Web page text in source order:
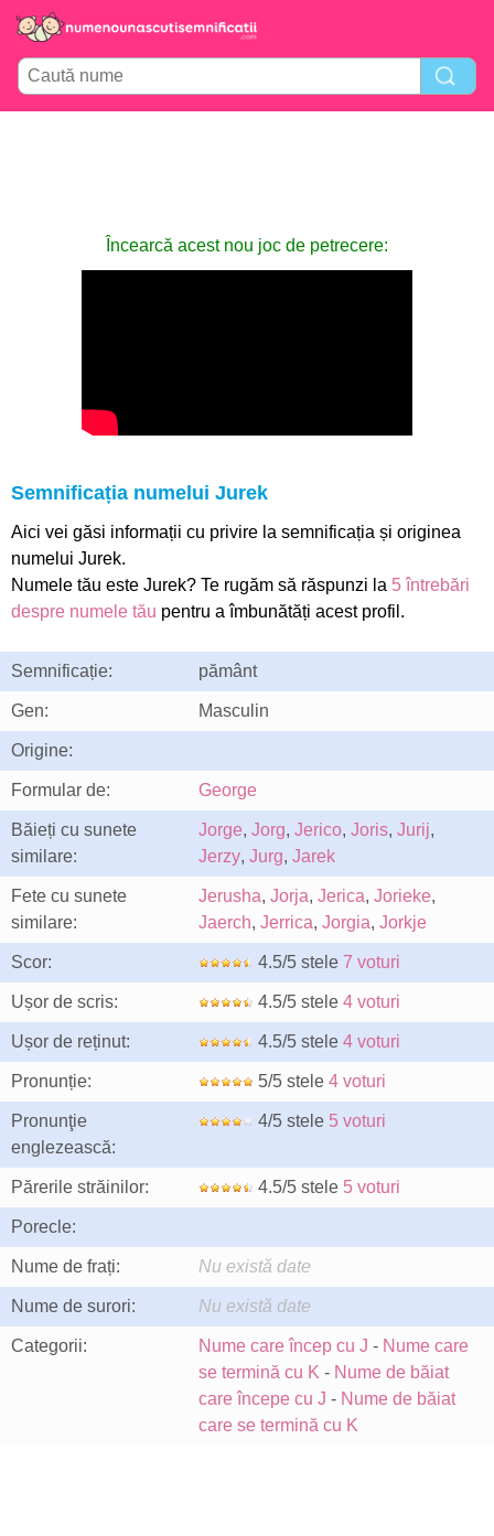
Încearcă acest nou joc de petrecere:
Semnificația numelui Jurek
Aici vei găsi informații cu privire la semnificația și originea
numelui Jurek.
Numele tău este Jurek? Te rugăm să răspunzi la 5 întrebări
despre numele tău pentru a îmbunătăți acest profil.
Semnificație: pământ
Gen: Masculin
Origine:
Formular de: George
Băieți cu sunete
similare:
Jorge, Jorg, Jerico, Joris, Jurij,
Jerzy, Jurg, Jarek
Fete cu sunete
similare:
Jerusha, Jorja, Jerica, Jorieke,
Jaerch, Jerrica, Jorgia, Jorkje
Scor: 4.5/5 stele 7 voturi
Ușor de scris: 4.5/5 stele 4 voturi
Ușor de reținut: 4.5/5 stele 4 voturi
Pronunție: 5/5 stele 4 voturi
Pronunţie
englezească:
4/5 stele 5 voturi
Părerile străinilor: 4.5/5 stele 5 voturi
Porecle:
Nume de frați: Nu există date
Nume de surori: Nu există date
Categorii: Nume care încep cu J - Nume care
se termină cu K - Nume de băiat
care începe cu J - Nume de băiat
care se termină cu K